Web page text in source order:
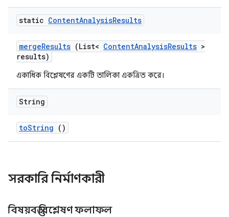
static ContentAnalysisResults
mergeResults (List< ContentAnalysisResults >
results)
একাধিক বিশ্লেষণের একটি তালিকা একত্রিত করে।
String
toString ()
সরকারি নির্মাণকারী
বিষয়বস্তু বিশ্লেষণ ফলাফল